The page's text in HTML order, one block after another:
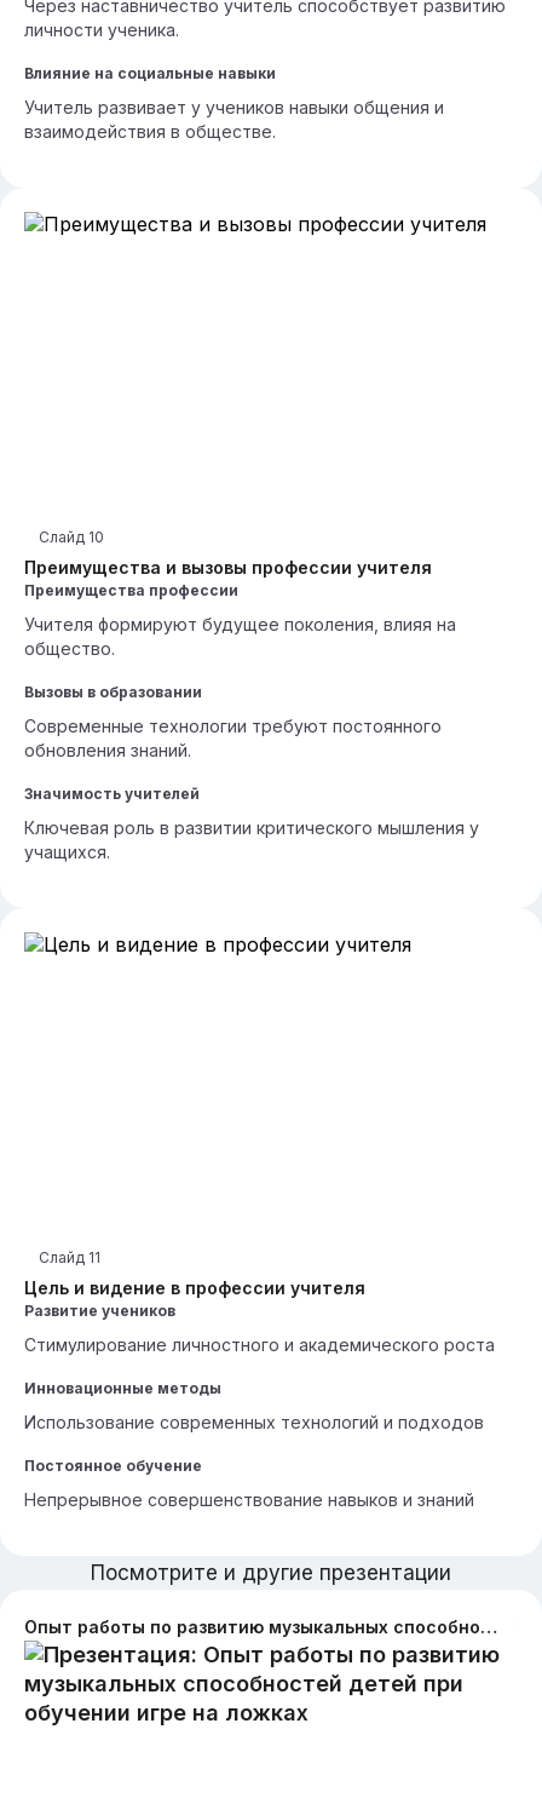
Через наставничество учитель способствует развитию
личности ученика.
Влияние на социальные навыки
Учитель развивает у учеников навыки общения и
взаимодействия в обществе.
Преимущества и вызовы профессии учителя
Слайд 10
Преимущества профессии
Учителя формируют будущее поколения, влияя на
общество.
Вызовы в образовании
Современные технологии требуют постоянного
обновления знаний.
Значимость учителей
Ключевая роль в развитии критического мышления у
учащихся.
Цель и видение в профессии учителя
Слайд 11
Развитие учеников
Стимулирование личностного и академического роста
Инновационные методы
Использование современных технологий и подходов
Постоянное обучение
Непрерывное совершенствование навыков и знаний
Посмотрите и другие презентации
Опыт работы по развитию музыкальных способностей детей при обучении игре на ложках